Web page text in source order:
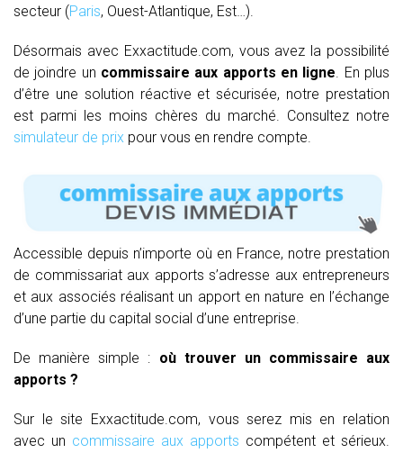
secteur (Paris, Ouest-Atlantique, Est…).
Désormais avec Exxactitude.com, vous avez la possibilité
de joindre un commissaire aux apports en ligne . En plus
d’être une solution réactive et sécurisée, notre prestation
est parmi les moins chères du marché. Consultez notre
simulateur de prix pour vous en rendre compte.
Accessible depuis n’importe où en France, notre prestation
de commissariat aux apports s’adresse aux entrepreneurs
et aux associés réalisant un apport en nature en l’échange
d’une partie du capital social d’une entreprise.
De manière simple : où trouver un commissaire aux
apports ?
Sur le site Exxactitude.com, vous serez mis en relation
avec un commissaire aux apports compétent et sérieux.